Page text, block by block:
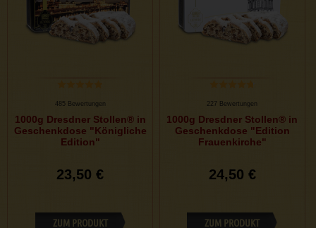
485 Bewertungen
1000g Dresdner Stollen® in
Geschenkdose "Königliche
Edition"
23,50 €
ZUM PRODUKT
227 Bewertungen
1000g Dresdner Stollen® in
Geschenkdose "Edition
Frauenkirche"
24,50 €
ZUM PRODUKT